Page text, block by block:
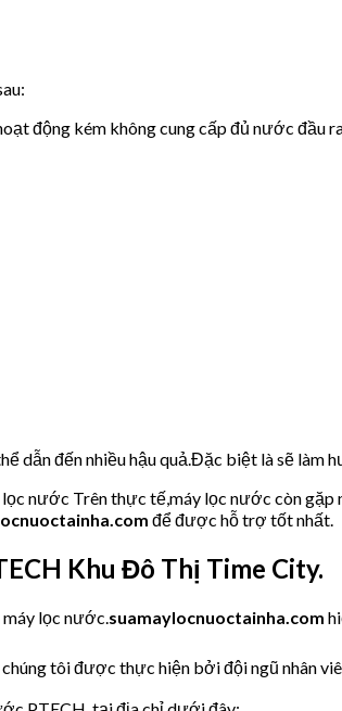
động kém không cung cấp đủ nước đầu
dẫn đến nhiều hậu quả.Đặc biệt là sẽ
nước Trên thực tế,máy lọc nước còn
để được hỗ trợ tốt nhất.
Khu Đô Thị Time City.
lọc nước. suamaylocnuoctainha.com
tôi được thực hiện bởi đội ngũ nhân